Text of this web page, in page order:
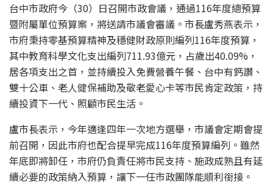
台中市政府今（30）日召開市政會議，通過116年度總預算
暨附屬單位預算案，將送請市議會審議。市長盧秀燕表示，
市府秉持零基預算精神及穩健財政原則編列116年度預算，
其中教育科學文化支出編列711.93億元，占歲出40.09%，
居各項支出之首，並持續投入免費營養午餐、台中有鈣讚、
雙十公車、老人健保補助及敬老愛心卡等市民肯定政策，持
續投資下一代、照顧市民生活。
盧市長表示，今年適逢四年一次地方選舉，市議會定期會提
前召開，因此市府也配合提早完成116年度預算編列。雖然
年底即將卸任，市府仍負責任將市民支持、施政成熟且有延
續必要的政策納入預算，讓下一任市政團隊能順利銜接。